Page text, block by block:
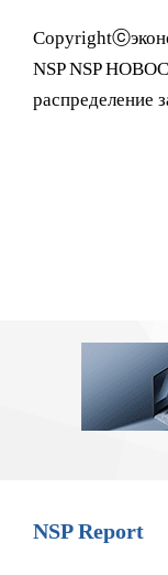
NSP NSP
распределение
NSP Report